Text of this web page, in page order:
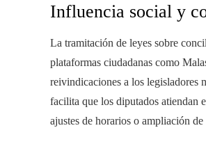
Influencia social y
La tramitación de leyes sobre
plataformas ciudadanas como
reivindicaciones a los legisladores
facilita que los diputados atiendan
ajustes de horarios o ampliación